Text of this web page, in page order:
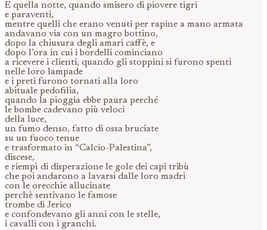
E quella notte, quando smisero di piovere tigri
e paraventi,
mentre quelli che erano venuti per rapine a mano armata
andavano via con un magro bottino,
dopo la chiusura degli amari caffè, e
dopo l’ora in cui i bordelli cominciano
a ricevere i clienti, quando gli stoppini si furono spenti
nelle loro lampade
e i preti furono tornati alla loro
abituale pedofilia,
quando la pioggia ebbe paura perché
le bombe cadevano più veloci
della luce,
un fumo denso, fatto di ossa bruciate
su un fuoco tenue
e trasformato in “Calcio-Palestina”,
discese,
e riempì di disperazione le gole dei capi tribù
che poi andarono a lavarsi dalle loro madri
con le orecchie allucinate
perchè sentivano le famose
trombe di Jerico
e confondevano gli anni con le stelle,
i cavalli con i granchi.